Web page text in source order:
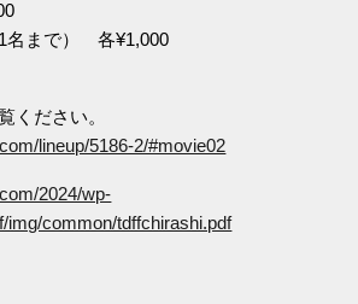
名まで） 各¥1,000
ください。
lineup/5186-2/#movie02
2024/wp-
img/common/tdffchirashi.pdf